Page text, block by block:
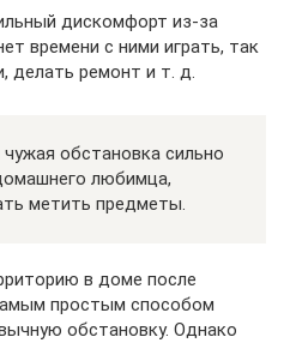
дискомфорт из-за
времени с ними играть, так
делать ремонт и т. д.
обстановка сильно
любимца,
метить предметы.
в доме после
простым способом
обстановку. Однако